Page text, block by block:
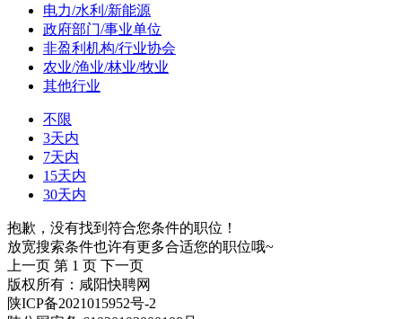
电力/水利/新能源
政府部门/事业单位
非盈利机构/行业协会
农业/渔业/林业/牧业
其他行业
不限
3天内
7天内
15天内
30天内
抱歉，没有找到符合您条件的职位！
放宽搜索条件也许有更多合适您的职位哦~
上一页 第 1 页 下一页
版权所有：咸阳快聘网
陕ICP备2021015952号-2